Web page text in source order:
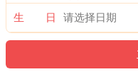
生 日